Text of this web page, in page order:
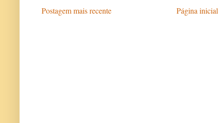
Postagem mais recente Página inicial